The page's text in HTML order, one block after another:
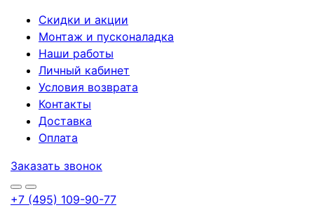
Скидки и акции
Монтаж и пусконаладка
Наши работы
Личный кабинет
Условия возврата
Контакты
Доставка
Оплата
Заказать звонок
+7 (495) 109-90-77